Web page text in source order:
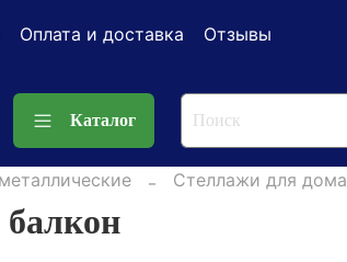
Оплата и доставка Отзывы
Каталог
Стеллажи для дома